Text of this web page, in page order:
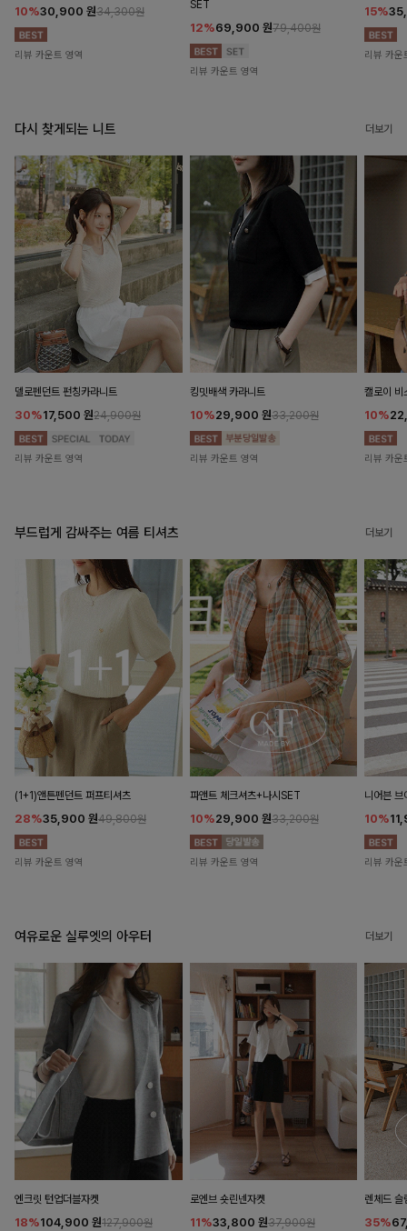
10%30,900 원34,300원
리뷰 카운트 영역
SET
12%69,900 원79,400원
리뷰 카운트 영역
15%
리뷰 카운
다시 찾게되는 니트 더보기
델로펜던트 펀칭카라니트
30%17,500 원24,900원
리뷰 카운트 영역
킹밋배색 카라니트
10%29,900 원33,200원
리뷰 카운트 영역
캘로이 비
10%
리뷰 카운
부드럽게 감싸주는 여름 티셔츠 더보기
(1+1)앤튼펜던트 퍼프티셔츠
28%35,900 원49,800원
리뷰 카운트 영역
파앤트 체크셔츠+나시SET
10%29,900 원33,200원
리뷰 카운트 영역
니어븐 브
10%
리뷰 카운
여유로운 실루엣의 아우터 더보기
엔크릿 턴업더블자켓
18%104,900 원127,900원
로엔브 숏린넨자켓
11%33,800 원37,900원
렌체드
35%